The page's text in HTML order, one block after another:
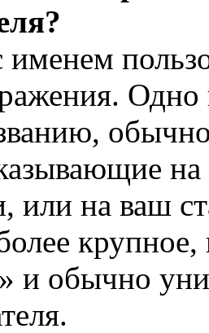
обычно
или на ваш
крупное,
и обычно